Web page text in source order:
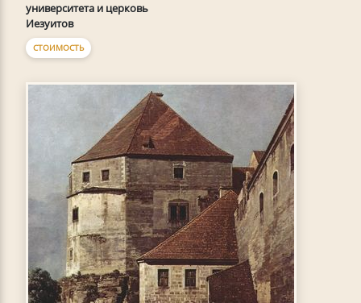
университета и церковь
Иезуитов
СТОИМОСТЬ